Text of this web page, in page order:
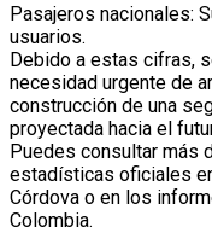
Pasajeros nacionales:
usuarios.
Debido a estas cifras,
necesidad urgente de
construcción de una
proyectada hacia el
Puedes consultar más
estadísticas oficiales
Córdova o en los
Colombia.